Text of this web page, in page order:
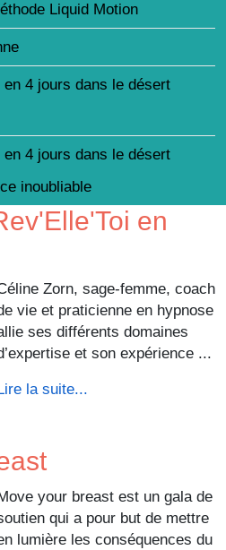
Liquid Motion
4 jours dans le désert
4 jours dans le désert
inoubliable
en
Zorn, sage-femme, coach
vie et praticienne en hypnose
ses différents domaines
et son expérience ...
Lire la suite...
your breast est un gala de
qui a pour but de mettre
lumière les conséquences du